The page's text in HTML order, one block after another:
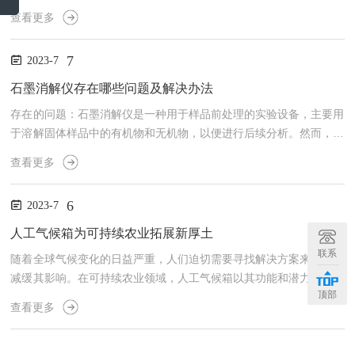
生长条件。振荡培养箱的工作原理基于其特殊的振动机构。通过内置
的电机和振动装置，它能够产生水平和垂直方向的运动，使培养物在
与培养基之间的接触，并提供氧气和营养物的均匀输送，从而促进细
胞的生长和代谢活性。在许多生物实验和细胞培养方面具有广泛的应
点，...
查看更多
2023-7 7
石墨消解仪存在哪些问题及解决办法
存在的问题：石墨消解仪是一种用于样品前处理的实验设备，主要用
于溶解固体样品中的有机物和无机物，以便进行后续分析。然而，石
墨消解仪在使用过程中可能会面临以下一些问题，这些问题也是我们
在各大实验室内与实验人员交流总结的：首先高温操作风险：石墨消
带来操作风险，如烧伤和腐蚀。其次，样品污染：在石墨消解过程
中，因酸雾冷凝而产生的回流，导致样品交叉污染还有操作复杂性：
石墨消解仪的操作通常相对复杂，需要进行严格的操作步骤和条件控
制...
查看更多
2023-7 6
人工气候箱为可持续农业拓展新厚土
随着全球气候变化的日益严重，人们迫切需要寻找解决方案来适应及
减缓其影响。在可持续农业领域，人工气候箱以其功能和潜力开始引
起广泛关注。人工气候箱是一种受控环境下的设施农业系统，旨在为
植物提供较佳生长条件，并更大程度地减少自然气候对农作物产量和
查看更多
联系
顶部